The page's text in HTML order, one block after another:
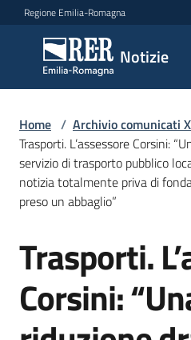
Vai al contenuto
Vai alla navigazione
Vai al footer
Regione Emilia-Romagna
Notizie
Notizie
Comunicati
stampa
Cerca
un
Risorse
Home / Archivio comunicati
Trasporti. L’assessore Corsini:
servizio di trasporto pubblico
notizia totalmente priva di
preso un abbaglio”
Salta al contenuto
Trasporti.
Corsini: